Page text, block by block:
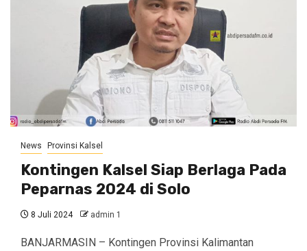
News Provinsi Kalsel
Kontingen Kalsel Siap Berlaga Pada
Peparnas 2024 di Solo
8 Juli 2024 admin 1
BANJARMASIN – Kontingen Provinsi Kalimantan